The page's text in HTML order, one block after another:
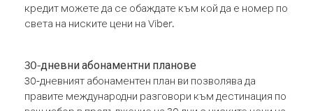
кредит можете да се обаждате към кой да е номер по
света на ниските цени на Viber.
30-дневни абонаментни планове
30-дневният абонаментен план ви позволява да
правите международни разговори към дестинация по